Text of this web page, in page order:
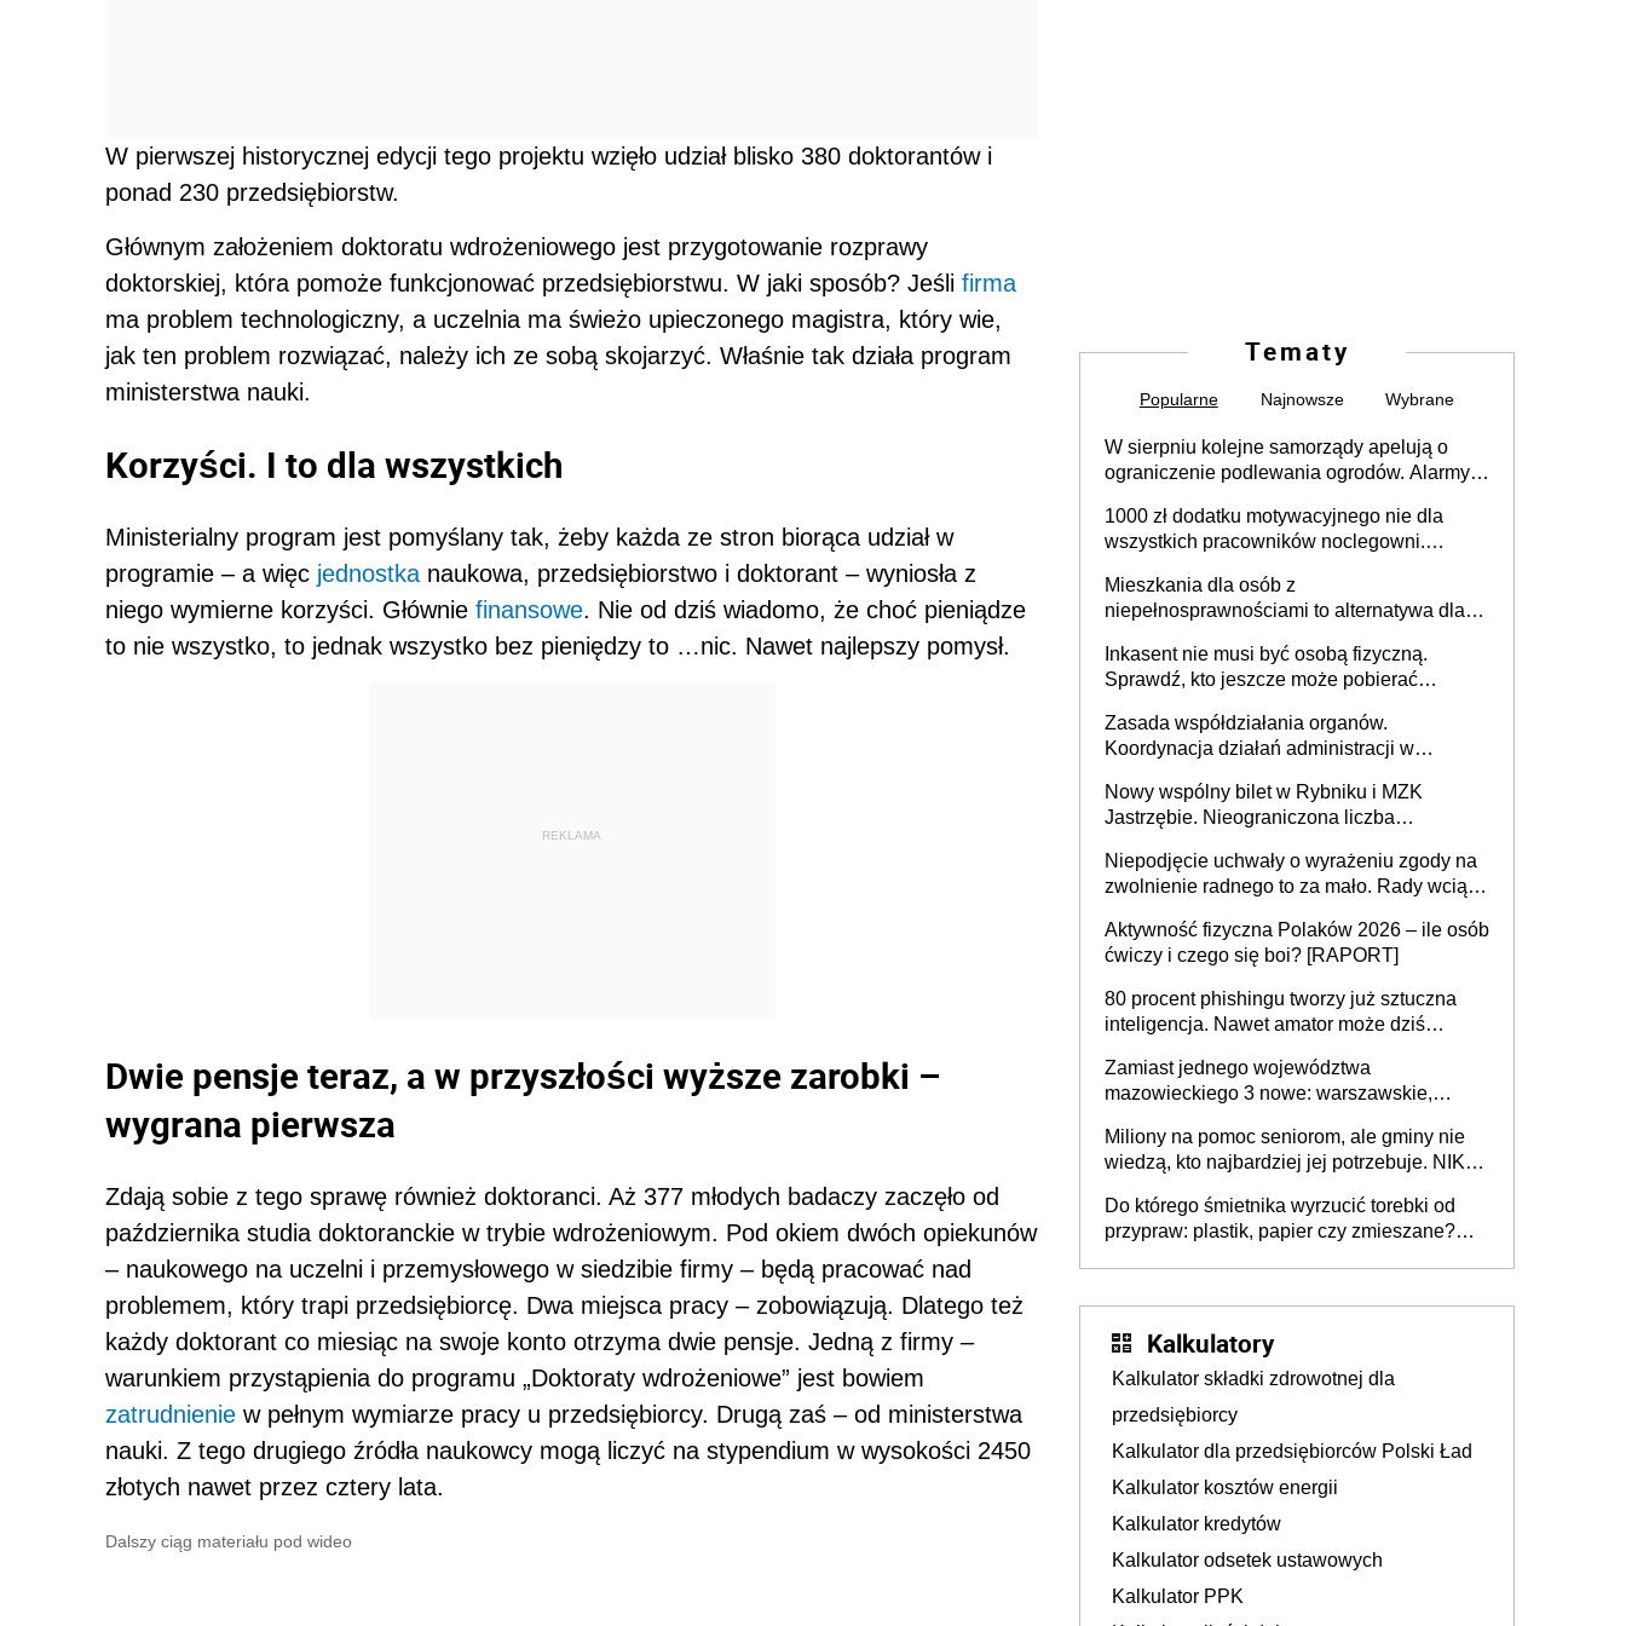
W pierwszej historycznej edycji tego projektu wzięło udział blisko 380 doktorantów i
ponad 230 przedsiębiorstw.
Głównym założeniem doktoratu wdrożeniowego jest przygotowanie rozprawy
doktorskiej, która pomoże funkcjonować przedsiębiorstwu. W jaki sposób? Jeśli firma
ma problem technologiczny, a uczelnia ma świeżo upieczonego magistra, który wie,
jak ten problem rozwiązać, należy ich ze sobą skojarzyć. Właśnie tak działa program
ministerstwa nauki.
Korzyści. I to dla wszystkich
Ministerialny program jest pomyślany tak, żeby każda ze stron biorąca udział w
programie – a więc jednostka naukowa, przedsiębiorstwo i doktorant – wyniosła z
niego wymierne korzyści. Głównie finansowe. Nie od dziś wiadomo, że choć pieniądze
to nie wszystko, to jednak wszystko bez pieniędzy to …nic. Nawet najlepszy pomysł.
REKLAMA
Dwie pensje teraz, a w przyszłości wyższe zarobki –
wygrana pierwsza
Zdają sobie z tego sprawę również doktoranci. Aż 377 młodych badaczy zaczęło od
października studia doktoranckie w trybie wdrożeniowym. Pod okiem dwóch opiekunów
– naukowego na uczelni i przemysłowego w siedzibie firmy – będą pracować nad
problemem, który trapi przedsiębiorcę. Dwa miejsca pracy – zobowiązują. Dlatego też
każdy doktorant co miesiąc na swoje konto otrzyma dwie pensje. Jedną z firmy –
warunkiem przystąpienia do programu „Doktoraty wdrożeniowe” jest bowiem
zatrudnienie w pełnym wymiarze pracy u przedsiębiorcy. Drugą zaś – od ministerstwa
nauki. Z tego drugiego źródła naukowcy mogą liczyć na stypendium w wysokości 2450
złotych nawet przez cztery lata.
Dalszy ciąg materiału pod wideo
Tematy
Popularne Najnowsze Wybrane
W sierpniu kolejne samorządy apelują o
ograniczenie podlewania ogrodów. Alarmy w
może objąć cały kraj
1000 zł dodatku motywacyjnego nie dla
wszystkich pracowników noclegowni.
Mieszkania dla osób z
niepełnosprawnościami to alternatywa dla
samodzielnie lub z rodziną
Inkasent nie musi być osobą fizyczną.
Sprawdź, kto jeszcze może pobierać
Zasada współdziałania organów.
Koordynacja działań administracji w
Nowy wspólny bilet w Rybniku i MZK
Jastrzębie. Nieograniczona liczba
Niepodjęcie uchwały o wyrażeniu zgody na
zwolnienie radnego to za mało. Rady wciąż
rozstrzygać sprawy
Aktywność fizyczna Polaków 2026 – ile osób
ćwiczy i czego się boi? [RAPORT]
80 procent phishingu tworzy już sztuczna
inteligencja. Nawet amator może dziś
Zamiast jednego województwa
mazowieckiego 3 nowe: warszawskie,
Europie nie ma tak dużych jednostek
stołecznych
Miliony na pomoc seniorom, ale gminy nie
wiedzą, kto najbardziej jej potrzebuje. NIK
Do którego śmietnika wyrzucić torebki od
przypraw: plastik, papier czy zmieszane?
Kalkulatory
Kalkulator składki zdrowotnej dla
przedsiębiorcy
Kalkulator dla przedsiębiorców Polski Ład
Kalkulator kosztów energii
Kalkulator kredytów
Kalkulator odsetek ustawowych
Kalkulator PPK